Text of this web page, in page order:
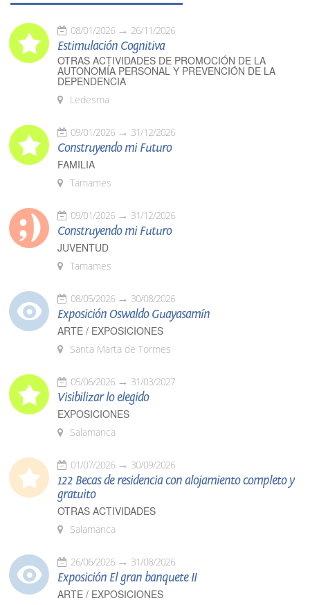
08/01/2026 26/11/2026
Estimulación Cognitiva
OTRAS ACTIVIDADES DE PROMOCIÓN DE LA
AUTONOMÍA PERSONAL Y PREVENCIÓN DE LA
DEPENDENCIA
Ledesma
09/01/2026 31/12/2026
Construyendo mi Futuro
FAMILIA
Tamames
09/01/2026 31/12/2026
Construyendo mi Futuro
JUVENTUD
Tamames
08/05/2026 30/08/2026
Exposición Oswaldo Guayasamín
ARTE / EXPOSICIONES
Santa Marta de Tormes
05/06/2026 31/03/2027
Visibilizar lo elegido
EXPOSICIONES
Salamanca
01/07/2026 30/09/2026
122 Becas de residencia con alojamiento completo y
gratuito
OTRAS ACTIVIDADES
Salamanca
26/06/2026 31/08/2026
Exposición El gran banquete II
ARTE / EXPOSICIONES